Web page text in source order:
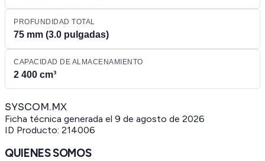
PROFUNDIDAD TOTAL
75 mm (3.0 pulgadas)
CAPACIDAD DE ALMACENAMIENTO
2 400 cm³
SYSCOM.MX
Ficha técnica generada el 9 de agosto de 2026
ID Producto: 214006
QUIENES SOMOS